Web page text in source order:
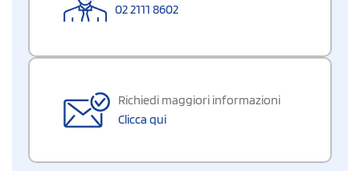
02 2111 8602
Richiedi maggiori informazioni
Clicca qui